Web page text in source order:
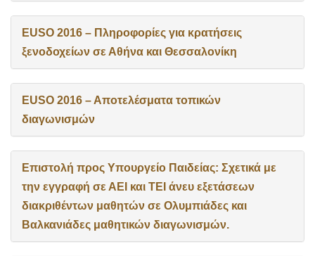
EUSO 2016 – Πληροφορίες για κρατήσεις
ξενοδοχείων σε Αθήνα και Θεσσαλονίκη
EUSO 2016 – Aποτελέσματα τοπικών
διαγωνισμών
Επιστολή προς Υπουργείο Παιδείας: Σχετικά με
την εγγραφή σε ΑΕΙ και ΤΕΙ άνευ εξετάσεων
διακριθέντων μαθητών σε Ολυμπιάδες και
Βαλκανιάδες μαθητικών διαγωνισμών.